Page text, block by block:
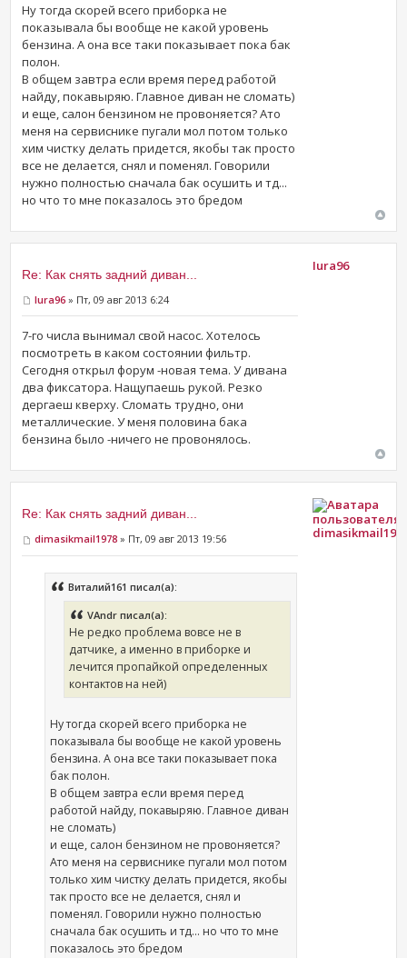
Ну тогда скорей всего приборка не
показывала бы вообще не какой уровень
бензина. А она все таки показывает пока бак
полон.
В общем завтра если время перед работой
найду, покавыряю. Главное диван не сломать)
и еще, салон бензином не провоняется? Ато
меня на сервиснике пугали мол потом только
хим чистку делать придется, якобы так просто
все не делается, снял и поменял. Говорили
нужно полностью сначала бак осушить и тд...
но что то мне показалось это бредом
Re: Как снять задний диван...
Iura96 » Пт, 09 авг 2013 6:24
7-го числа вынимал свой насос. Хотелось
посмотреть в каком состоянии фильтр.
Сегодня открыл форум -новая тема. У дивана
два фиксатора. Нащупаешь рукой. Резко
дергаеш кверху. Сломать трудно, они
металлические. У меня половина бака
бензина было -ничего не провонялось.
Iura96
Re: Как снять задний диван...
dimasikmail1978 » Пт, 09 авг 2013 19:56
Виталий161 писал(а):
VAndr писал(а):
Не редко проблема вовсе не в
датчике, а именно в приборке и
лечится пропайкой определенных
контактов на ней)
Ну тогда скорей всего приборка не
показывала бы вообще не какой уровень
бензина. А она все таки показывает пока
бак полон.
В общем завтра если время перед
работой найду, покавыряю. Главное диван
не сломать)
и еще, салон бензином не провоняется?
Ато меня на сервиснике пугали мол потом
только хим чистку делать придется, якобы
так просто все не делается, снял и
поменял. Говорили нужно полностью
сначала бак осушить и тд... но что то мне
показалось это бредом